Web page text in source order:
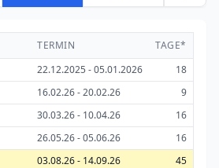
TERMIN
TAGE*
22.12.2025 - 05.01.2026
18
16.02.26 - 20.02.26
9
30.03.26 - 10.04.26
16
26.05.26 - 05.06.26
16
03.08.26 - 14.09.26
45